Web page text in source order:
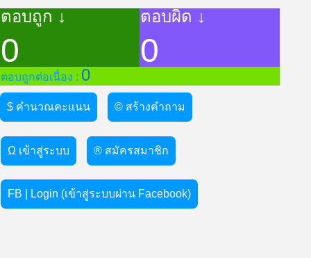
ตอบถูก ↓ ตอบผิด ↓
0 0
ตอบถูกต่อเนื่อง : 0
$ คำนวณคะแนน © สร้างคำถาม
Ω เข้าสู่ระบบ ® สมัครสมาชิก
FB | Login (เข้าสู่ระบบผ่าน Facebook)